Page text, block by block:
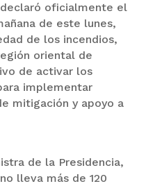
oficialmente el
de este lunes,
de los incendios,
oriental de
de activar los
implementar
mitigación y apoyo a
de la Presidencia,
lleva más de 120